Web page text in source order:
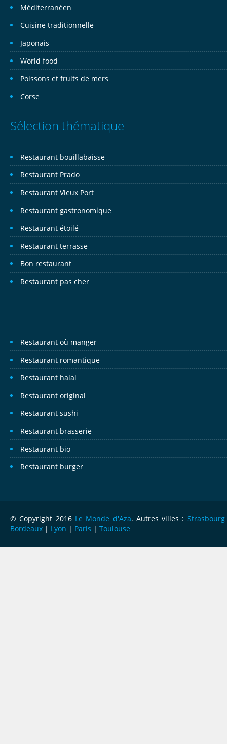
Méditerranéen
Cuisine traditionnelle
Japonais
World food
Poissons et fruits de mers
Corse
Sélection thématique
Restaurant bouillabaisse
Restaurant Prado
Restaurant Vieux Port
Restaurant gastronomique
Restaurant étoilé
Restaurant terrasse
Bon restaurant
Restaurant pas cher
Restaurant où manger
Restaurant romantique
Restaurant halal
Restaurant original
Restaurant sushi
Restaurant brasserie
Restaurant bio
Restaurant burger
© Copyright 2016 Le Monde d'Aza. Autres villes : Strasbourg
Bordeaux | Lyon | Paris | Toulouse